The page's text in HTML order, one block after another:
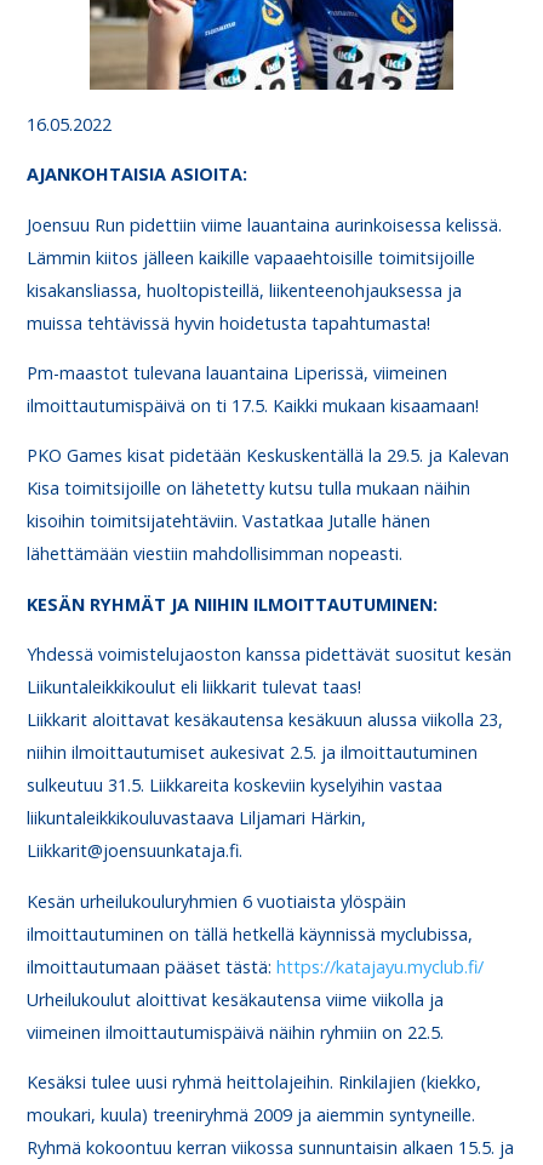
16.05.2022
AJANKOHTAISIA ASIOITA:
Joensuu Run pidettiin viime lauantaina aurinkoisessa kelissä.
Lämmin kiitos jälleen kaikille vapaaehtoisille toimitsijoille
kisakansliassa, huoltopisteillä, liikenteenohjauksessa ja
muissa tehtävissä hyvin hoidetusta tapahtumasta!
Pm-maastot tulevana lauantaina Liperissä, viimeinen
ilmoittautumispäivä on ti 17.5. Kaikki mukaan kisaamaan!
PKO Games kisat pidetään Keskuskentällä la 29.5. ja Kalevan
Kisa toimitsijoille on lähetetty kutsu tulla mukaan näihin
kisoihin toimitsijatehtäviin. Vastatkaa Jutalle hänen
lähettämään viestiin mahdollisimman nopeasti.
KESÄN RYHMÄT JA NIIHIN ILMOITTAUTUMINEN:
Yhdessä voimistelujaoston kanssa pidettävät suositut kesän
Liikuntaleikkikoulut eli liikkarit tulevat taas!
Liikkarit aloittavat kesäkautensa kesäkuun alussa viikolla 23,
niihin ilmoittautumiset aukesivat 2.5. ja ilmoittautuminen
sulkeutuu 31.5. Liikkareita koskeviin kyselyihin vastaa
liikuntaleikkikouluvastaava Liljamari Härkin,
Liikkarit@joensuunkataja.fi.
Kesän urheilukouluryhmien 6 vuotiaista ylöspäin
ilmoittautuminen on tällä hetkellä käynnissä myclubissa,
ilmoittautumaan pääset tästä:https://katajayu.myclub.fi/
Urheilukoulut aloittivat kesäkautensa viime viikolla ja
viimeinen ilmoittautumispäivä näihin ryhmiin on 22.5.
Kesäksi tulee uusi ryhmä heittolajeihin. Rinkilajien (kiekko,
moukari, kuula) treeniryhmä 2009 ja aiemmin syntyneille.
Ryhmä kokoontuu kerran viikossa sunnuntaisin alkaen 15.5. ja